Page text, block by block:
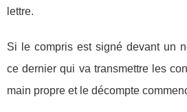
lettre.
Si le compris est signé devant un
ce dernier qui va transmettre les
main propre et le décompte